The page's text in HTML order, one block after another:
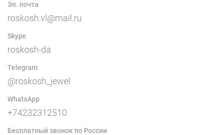
Эл. почта
roskosh.vl@mail.ru
Skype
roskosh-da
Telegram
@roskosh_jewel
WhatsApp
+74232312510
Бесплатный звонок по России